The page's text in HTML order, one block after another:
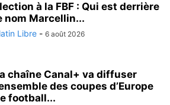
à la FBF : Qui est derrière
nom Marcellin...
Libre - 6 août 2026
chaîne Canal+ va diffuser
des coupes d’Europe
football...